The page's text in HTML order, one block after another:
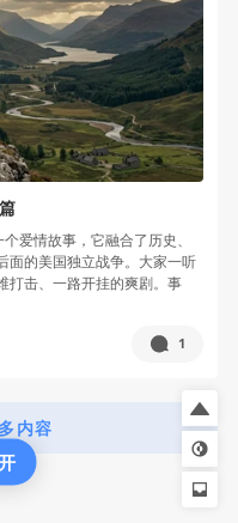
爱情故事，它融合了历史、
面的美国独立战争。大家一听
打击、一路开挂的爽剧。事
1
内容